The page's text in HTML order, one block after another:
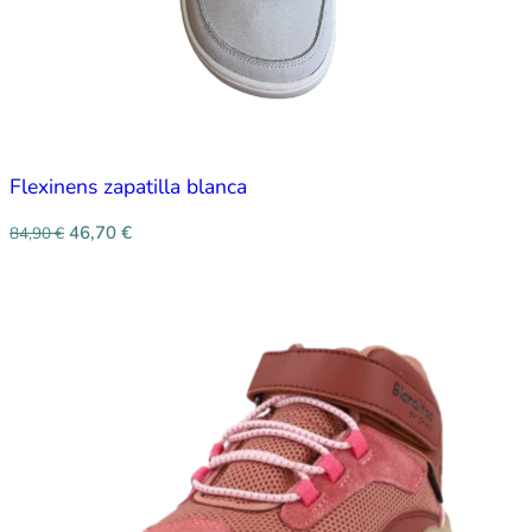
Flexinens zapatilla blanca
84,90€ 46,70 €